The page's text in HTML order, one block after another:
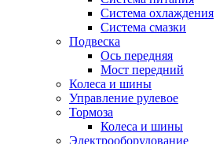
Система охлаждения
Система смазки
Подвеска
Ось передняя
Мост передний
Колеса и шины
Управление рулевое
Тормоза
Колеса и шины
Электрооборудование